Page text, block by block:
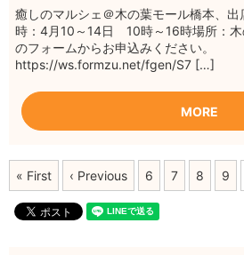
癒しのマルシェ＠木の葉モール橋本、
時：4月10～14日 10時～16時場所：木
のフォームからお申込みください。
https://ws.formzu.net/fgen/S7 […]
MORE
« First ‹ Previous 6 7 8 9